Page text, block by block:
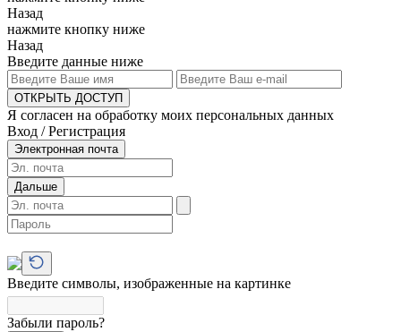
Назад
нажмите кнопку ниже
Назад
Введите данные ниже
ОТКРЫТЬ ДОСТУП
Я согласен на обработку моих персональных данных
Вход / Регистрация
Электронная почта
Дальше
Введите символы, изображенные на картинке
Забыли пароль?